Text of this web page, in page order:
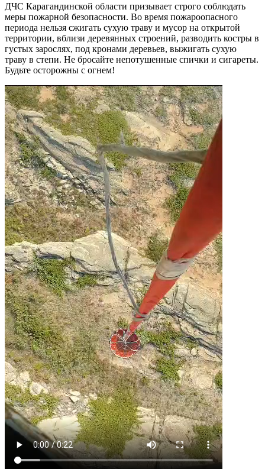
ДЧС Карагандинской области призывает строго соблюдать
меры пожарной безопасности. Во время пожароопасного
периода нельзя сжигать сухую траву и мусор на открытой
территории, вблизи деревянных строений, разводить костры в
густых зарослях, под кронами деревьев, выжигать сухую
траву в степи. Не бросайте непотушенные спички и сигареты.
Будьте осторожны с огнем!